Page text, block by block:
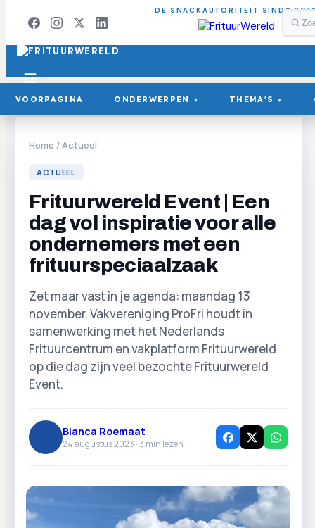
DE SNACKAUTORITEIT SINDS
VOORPAGINA ONDERWERPEN ▾ THEMA'S ▾
Home /Actueel
ACTUEEL
Frituurwereld Event | Een
dag vol inspiratie voor alle
ondernemers met een
frituurspeciaalzaak
Zet maar vast in je agenda: maandag 13
november. Vakvereniging ProFri houdt in
samenwerking met het Nederlands
Frituurcentrum en vakplatform Frituurwereld
op die dag zijn veel bezochte Frituurwereld
Event.
Bianca Roemaat
24 augustus 2023 ·3 min lezen